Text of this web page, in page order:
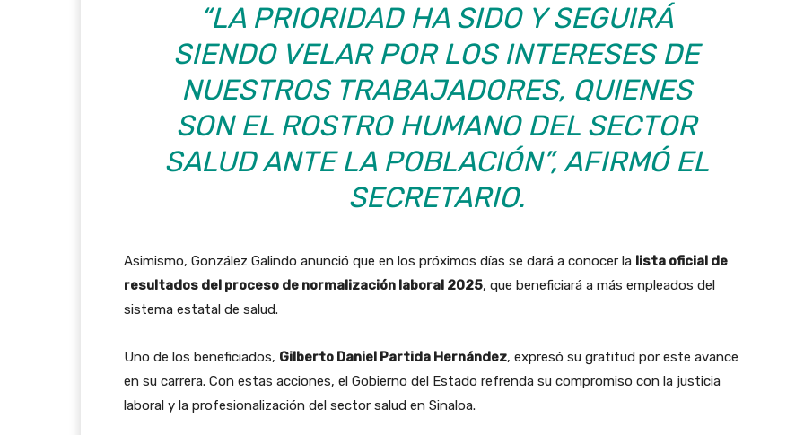
“LA PRIORIDAD HA SIDO Y SEGUIRÁ
SIENDO VELAR POR LOS INTERESES DE
NUESTROS TRABAJADORES, QUIENES
SON EL ROSTRO HUMANO DEL SECTOR
SALUD ANTE LA POBLACIÓN”, AFIRMÓ EL
SECRETARIO.
Asimismo, González Galindo anunció que en los próximos días se dará a conocer la lista oficial de
resultados del proceso de normalización laboral 2025, que beneficiará a más empleados del
sistema estatal de salud.
Uno de los beneficiados, Gilberto Daniel Partida Hernández, expresó su gratitud por este avance
en su carrera. Con estas acciones, el Gobierno del Estado refrenda su compromiso con la justicia
laboral y la profesionalización del sector salud en Sinaloa.